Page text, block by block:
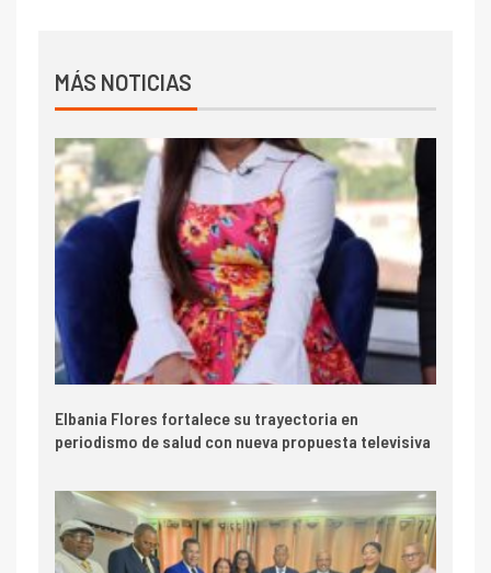
MÁS NOTICIAS
Elbania Flores fortalece su trayectoria en
periodismo de salud con nueva propuesta televisiva